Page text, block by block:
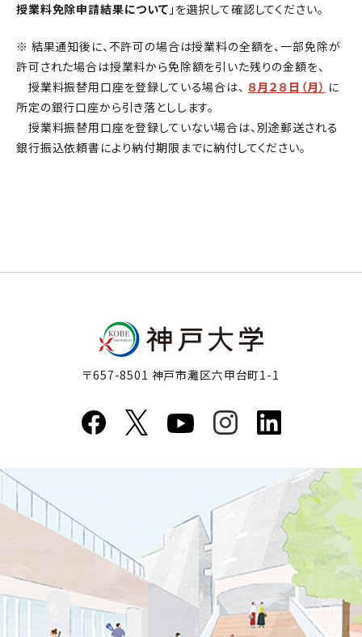
授業料免除申請結果について 」を選択して確認してください。
※ 結果通知後に、不許可の場合は授業料の全額を、一部免除が
許可された場合は授業料から免除額を引いた残りの金額を、
授業料振替用口座を登録している場合は、 ８月２８日（月） に
所定の銀行口座から引き落としします。
授業料振替用口座を登録していない場合は、別途郵送される
銀行振込依頼書により納付期限までに納付してください。
〒657-8501 神戸市灘区六甲台町1-1